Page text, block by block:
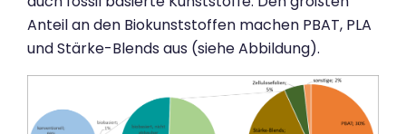
Anteil an den Biokunststoffen machen PBAT, PLA
und Stärke-Blends aus (siehe Abbildung).